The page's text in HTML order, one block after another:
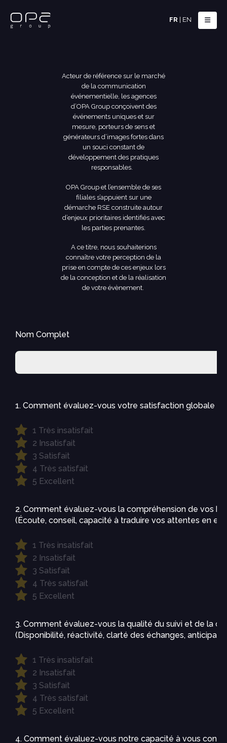
FR EN
Acteur de référence sur le marché
de la communication
événementielle, les agences
d’OPA Group conçoivent des
événements uniques et sur
mesure, porteurs de sens et
générateurs d’images fortes dans
un souci constant de
développement des pratiques
responsables.
OPA Group et l’ensemble de ses
filiales s’appuient sur une
démarche RSE construite autour
d’enjeux prioritaires identifiés avec
les parties prenantes.
A ce titre, nous souhaiterions
connaître votre perception de la
prise en compte de ces enjeux lors
de la conception et de la réalisation
de votre évènement.